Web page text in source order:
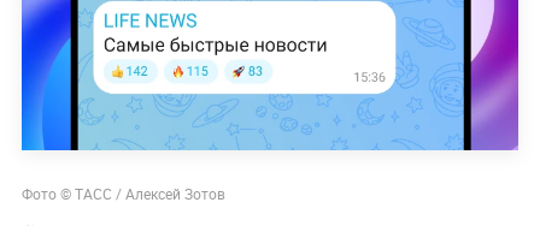
Фото © ТАСС / Алексей Зотов